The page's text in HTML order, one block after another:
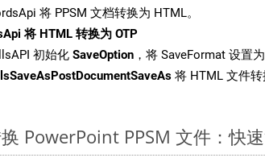
将 PPSM 文档转换为 HTML。
将 HTML 转换为 OTP
初始化 SaveOption ，将 SaveFormat 设置
将 HTML 文件转
PowerPoint PPSM 文件：快